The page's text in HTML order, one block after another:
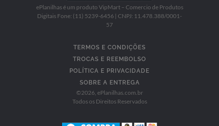
ePlanilhas é um produto VipMart – Comercio de Produtos
Digitais Fone: (11) 5239-6456 | CNPJ: 11.478.388/0001-
57
TERMOS E CONDIÇÕES
TROCAS E REEMBOLSO
POLÍTICA E PRIVACIDADE
SOBRE A ENTREGA
©2026 , ePlanilhas.com.br
Todos os Direitos Reservados